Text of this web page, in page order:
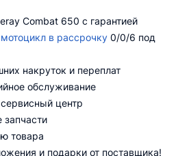
Combat 650 с гарантией
мотоцикл в рассрочку 0/0/6 под
накруток и переплат
обслуживание
центр
запчасти
товара
и подарки от поставщика!